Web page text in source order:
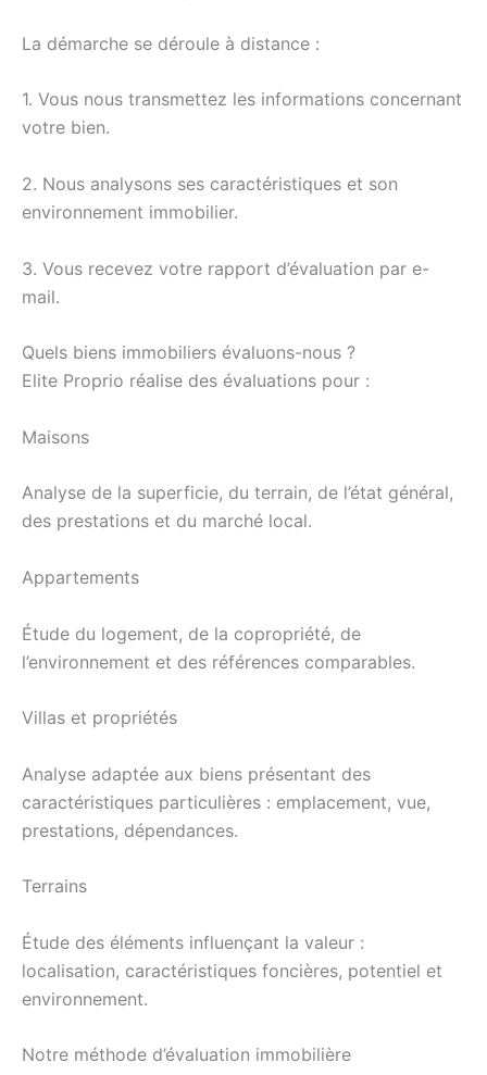
La démarche se déroule à distance :
1. Vous nous transmettez les informations concernant
votre bien.
2. Nous analysons ses caractéristiques et son
environnement immobilier.
3. Vous recevez votre rapport d’évaluation par e-
mail.
Quels biens immobiliers évaluons-nous ?
Elite Proprio réalise des évaluations pour :
Maisons
Analyse de la superficie, du terrain, de l’état général,
des prestations et du marché local.
Appartements
Étude du logement, de la copropriété, de
l’environnement et des références comparables.
Villas et propriétés
Analyse adaptée aux biens présentant des
caractéristiques particulières : emplacement, vue,
prestations, dépendances.
Terrains
Étude des éléments influençant la valeur :
localisation, caractéristiques foncières, potentiel et
environnement.
Notre méthode d’évaluation immobilière